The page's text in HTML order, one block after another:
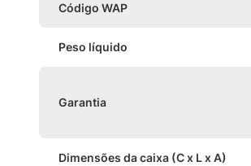
Código WAP
Peso líquido
Garantia
Dimensões da caixa (C x L x A)